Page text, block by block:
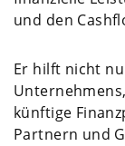
und den
Er hilft nicht
künftige
Partnern und